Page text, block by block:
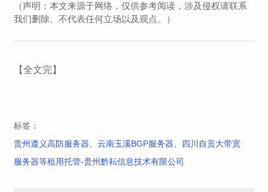
（声明：本文来源于网络，仅供参考阅读，涉及侵权请联系
我们删除、不代表任何立场以及观点。）
【全文完】
标签：
贵州遵义高防服务器、云南玉溪BGP服务器、四川自贡大带宽
服务器等租用托管-贵州黔耘信息技术有限公司